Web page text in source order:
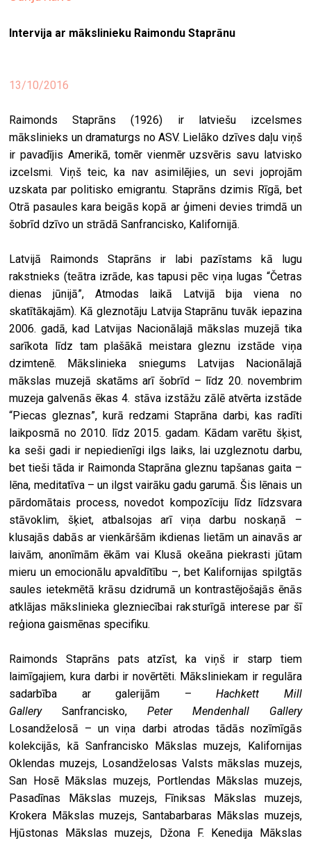
par
meklēt
Intervija ar mākslinieku Raimondu Staprānu
13/10/2016
Raimonds Staprāns (1926) ir latviešu izcelsmes
mākslinieks un dramaturgs no ASV. Lielāko dzīves daļu viņš
ir pavadījis Amerikā, tomēr vienmēr uzsvēris savu latvisko
izcelsmi. Viņš teic, ka nav asimilējies, un sevi joprojām
uzskata par politisko emigrantu. Staprāns dzimis Rīgā, bet
Otrā pasaules kara beigās kopā ar ģimeni devies trimdā un
šobrīd dzīvo un strādā Sanfrancisko, Kalifornijā.
Latvijā Raimonds Staprāns ir labi pazīstams kā lugu
rakstnieks (teātra izrāde, kas tapusi pēc viņa lugas “Četras
dienas jūnijā”, Atmodas laikā Latvijā bija viena no
skatītākajām). Kā gleznotāju Latvija Staprānu tuvāk iepazina
2006. gadā, kad Latvijas Nacionālajā mākslas muzejā tika
sarīkota līdz tam plašākā meistara gleznu izstāde viņa
dzimtenē. Mākslinieka sniegums Latvijas Nacionālajā
mākslas muzejā skatāms arī šobrīd – līdz 20. novembrim
muzeja galvenās ēkas 4. stāva izstāžu zālē atvērta izstāde
“Piecas gleznas”, kurā redzami Staprāna darbi, kas radīti
laikposmā no 2010. līdz 2015. gadam. Kādam varētu šķist,
ka seši gadi ir nepiedienīgi ilgs laiks, lai uzgleznotu darbu,
bet tieši tāda ir Raimonda Staprāna gleznu tapšanas gaita –
lēna, meditatīva – un ilgst vairāku gadu garumā. Šis lēnais un
pārdomātais process, novedot kompozīciju līdz līdzsvara
stāvoklim, šķiet, atbalsojas arī viņa darbu noskaņā –
klusajās dabās ar vienkāršām ikdienas lietām un ainavās ar
laivām, anonīmām ēkām vai Klusā okeāna piekrasti jūtam
mieru un emocionālu apvaldītību –, bet Kalifornijas spilgtās
saules ietekmētā krāsu dzidrumā un kontrastējošajās ēnās
atklājas mākslinieka glezniecībai raksturīgā interese par šī
reģiona gaismēnas specifiku.
Raimonds Staprāns pats atzīst, ka viņš ir starp tiem
laimīgajiem, kura darbi ir novērtēti. Māksliniekam ir regulāra
sadarbība ar galerijām –Hachkett Mill
GallerySanfrancisko, Peter Mendenhall Gallery
Losandželosā – un viņa darbi atrodas tādās nozīmīgās
kolekcijās, kā Sanfrancisko Mākslas muzejs, Kalifornijas
Oklendas muzejs, Losandželosas Valsts mākslas muzejs,
San Hosē Mākslas muzejs, Portlendas Mākslas muzejs,
Pasadīnas Mākslas muzejs, Fīniksas Mākslas muzejs,
Krokera Mākslas muzejs, Santabarbaras Mākslas muzejs,
Hjūstonas Mākslas muzejs, Džona F. Kenedija Mākslas